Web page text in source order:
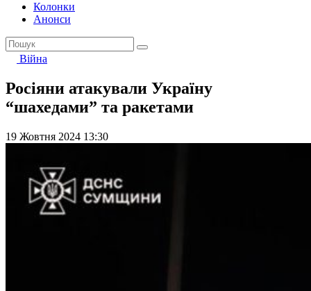
Колонки
Анонси
Війна
Росіяни атакували Україну
“шахедами” та ракетами
19 Жовтня 2024 13:30